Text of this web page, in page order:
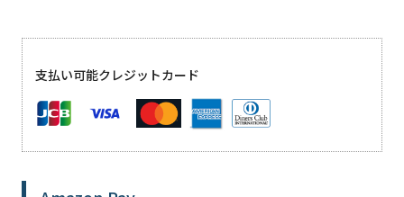
支払い可能クレジットカード